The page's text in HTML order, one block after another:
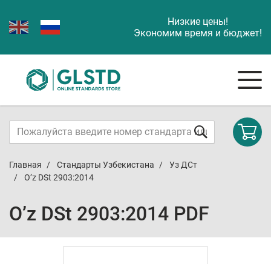
Низкие цены!
Экономим время и бюджет!
Главная Стандарты Узбекистана
Уз ДСт
O’z DSt 2903:2014
O’z DSt 2903:2014 PDF